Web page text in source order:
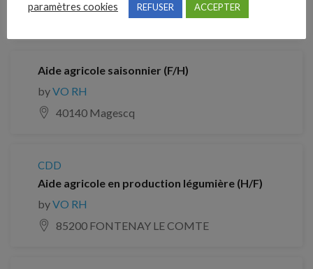
Aide agricole saisonnier (F/H)
byVO RH
40140 Magescq
CDD
Aide agricole en production légumière (H/F)
byVO RH
85200 FONTENAY LE COMTE
paramètres cookies REFUSER ACCEPTER